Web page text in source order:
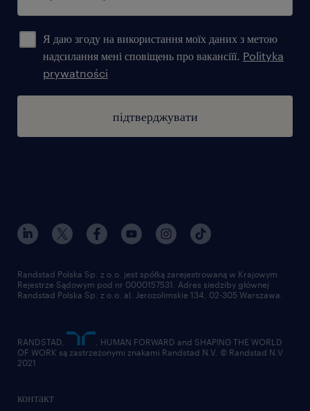
Я даю згоду на використання моїх даних з метою
надсилання мені сповіщень про вакансіїї. Polityka
prywatności
підтверджувати
контакт
Randstad Polska Sp. z o.o. jest spółką zarejestrowaną w Krajowym
Rejestrze Sądowym pod nr 0000157531. Adres siedziby głównej
Randstad Polska Sp. z o.o. al. Jerozolimskie 134, 02-305 Warszawa.
RANDSTAD,
, HUMAN FORWARD and SHAPING THE WORLD
OF WORK są zastrzeżonymi znakami Randstad N.V. © Randstad N.V
2021